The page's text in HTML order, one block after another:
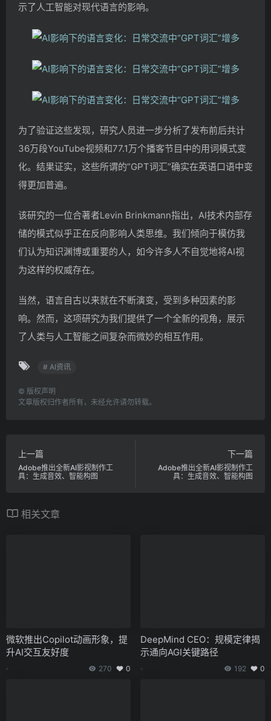
示了人工智能对现代语言的影响。
为了验证这些发现，研究人员进一步分析了发布前后共计
36万段YouTube视频和77.1万个播客节目中的用词模式变
化。结果证实，这些所谓的”GPT词汇”确实在英语口语中变
得更加普遍。
该研究的一位合著者Levin Brinkmann指出，AI技术内部存
储的模式似乎正在反向影响人类思维。我们倾向于模仿我
们认为知识渊博或重要的人，如今许多人不自觉地将AI视
为这样的权威存在。
当然，语言自古以来就在不断演变，受到多种因素的影
响。然而，这项研究为我们提供了一个全新的视角，展示
了人类与人工智能之间复杂而微妙的相互作用。
# AI资讯
© 版权声明
文章版权归作者所有，未经允许请勿转载。
上一篇
Adobe推出全新AI影视制作工
具：生成音效、智能构图
下一篇
Adobe推出全新AI影视制作工
具：生成音效、智能构图
相关文章
微软推出Copilot动画形象，提
升AI交互友好度
270 0
DeepMind CEO：规模定律揭
示通向AGI关键路径
192 0